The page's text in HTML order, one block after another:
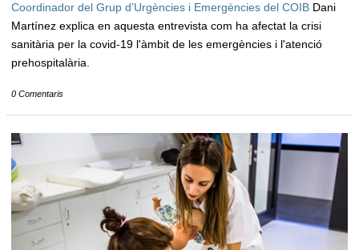
Coordinador del Grup d’Urgències i Emergències del COIB Dani
Martínez explica en aquesta entrevista com ha afectat la crisi
sanitària per la covid-19 l'àmbit de les emergències i l'atenció
prehospitalària.
0 Comentaris